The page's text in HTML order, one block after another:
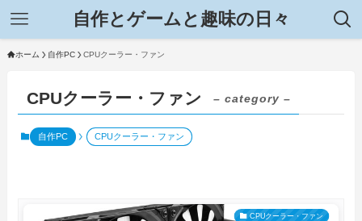
自作とゲームと趣味の日々
ホーム 自作PC CPUクーラー・ファン
CPUクーラー・ファン – category –
自作PC CPUクーラー・ファン
CPUクーラー・ファン